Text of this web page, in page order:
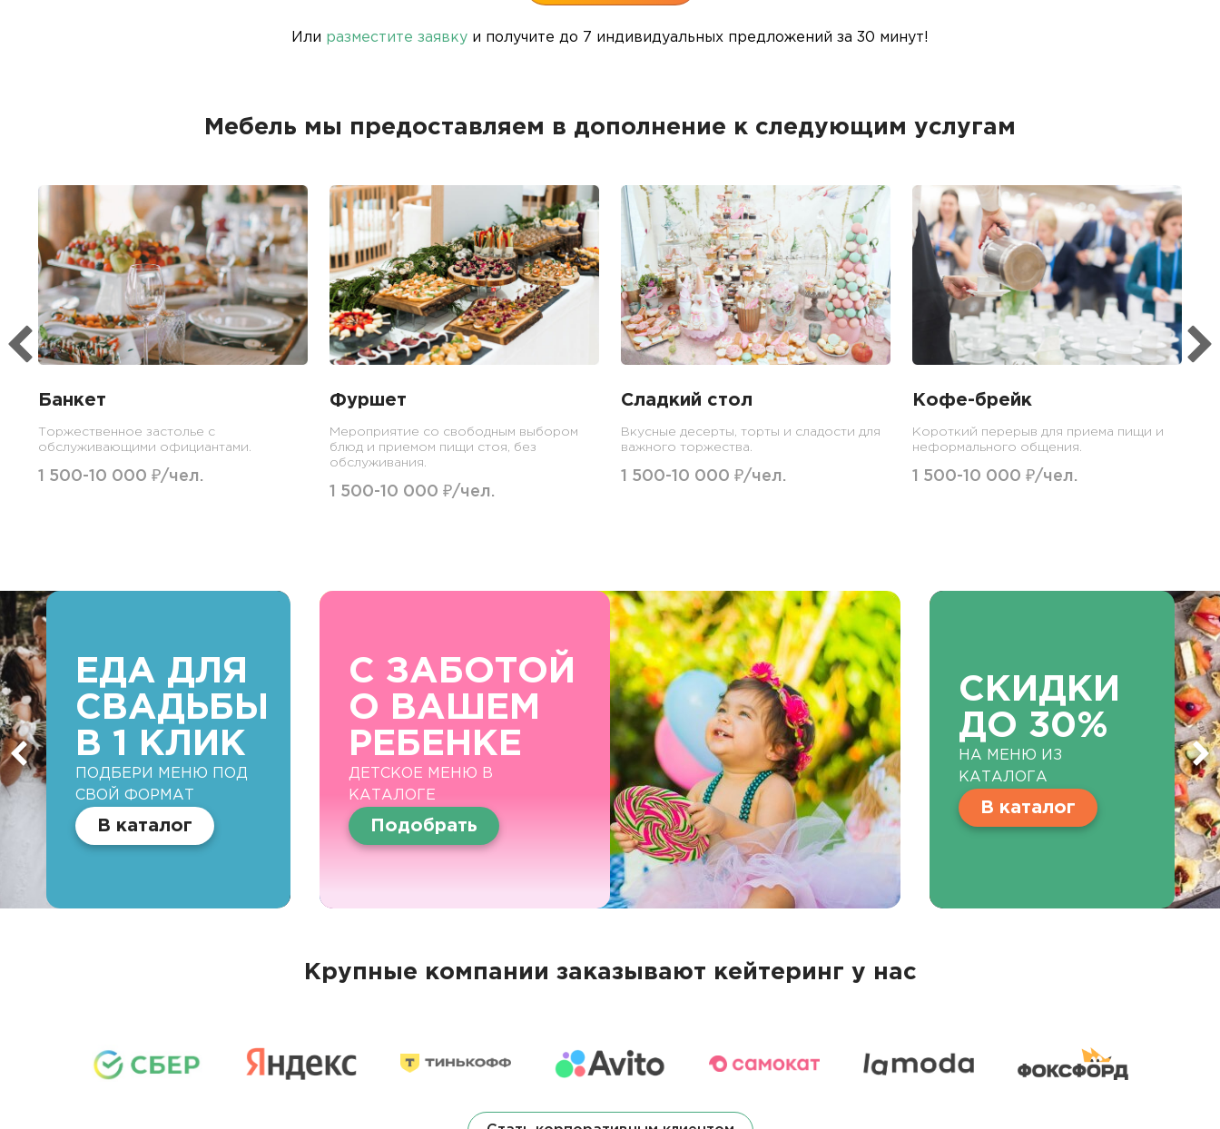
Или разместите заявку и получите до 7 индивидуальных предложений за 30 минут!
Мебель мы предоставляем в дополнение к следующим услугам
Банкет
Торжественное застолье с
обслуживающими официантами.
1 500-10 000 ₽/чел.
Фуршет
Мероприятие со свободным выбором
блюд и приемом пищи стоя, без
обслуживания.
1 500-10 000 ₽/чел.
Сладкий стол
Вкусные десерты, торты и сладости для
важного торжества.
1 500-10 000 ₽/чел.
Кофе-брейк
Короткий перерыв для приема пищи и
неформального общения.
1 500-10 000 ₽/чел.
ЕДА ДЛЯ
СВАДЬБЫ
В 1 КЛИК
ПОДБЕРИ МЕНЮ ПОД
СВОЙ ФОРМАТ
В каталог
С ЗАБОТОЙ
О ВАШЕМ
РЕБЕНКЕ
ДЕТСКОЕ МЕНЮ В
КАТАЛОГЕ
Подобрать
СКИДКИ
ДО 30%
НА МЕНЮ ИЗ
КАТАЛОГА
В каталог
Крупные компании заказывают кейтеринг у нас